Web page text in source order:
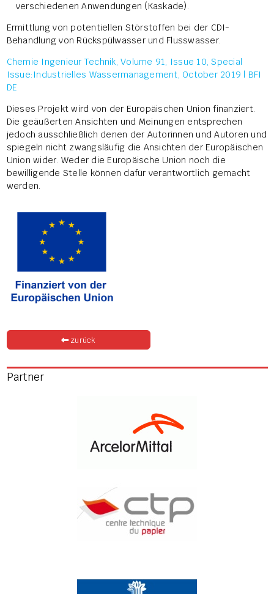
verschiedenen Anwendungen (Kaskade).
Ermittlung von potentiellen Störstoffen bei der CDI-
Behandlung von Rückspülwasser und Flusswasser.
Chemie Ingenieur Technik, Volume 91, Issue 10, Special
Issue:Industrielles Wassermanagement, October 2019 | BFI
DE
Dieses Projekt wird von der Europäischen Union finanziert.
Die geäußerten Ansichten und Meinungen entsprechen
jedoch ausschließlich denen der Autorinnen und Autoren und
spiegeln nicht zwangsläufig die Ansichten der Europäischen
Union wider. Weder die Europäische Union noch die
bewilligende Stelle können dafür verantwortlich gemacht
werden.
zurück
Partner